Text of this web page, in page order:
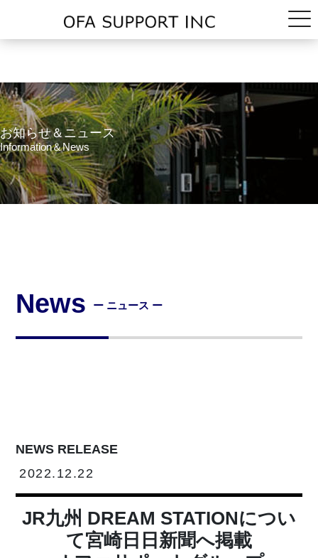
お知らせ＆ニュース
Information＆News
News ー ニュース ー
NEWS RELEASE
2022.12.22
JR九州 DREAM STATIONについ
て宮崎日日新聞へ掲載